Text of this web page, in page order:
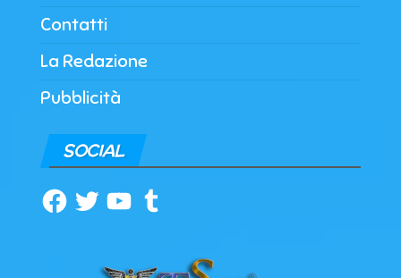
Contatti
La Redazione
Pubblicità
SOCIAL
Facebook
TwitterYouTubeTumblr